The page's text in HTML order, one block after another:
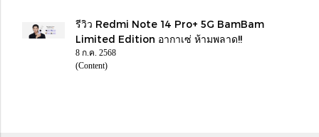
รีวิว Redmi Note 14 Pro+ 5G BamBam
Limited Edition อากาเซ่ ห้ามพลาด!!
8 ก.ค. 2568
(Content)